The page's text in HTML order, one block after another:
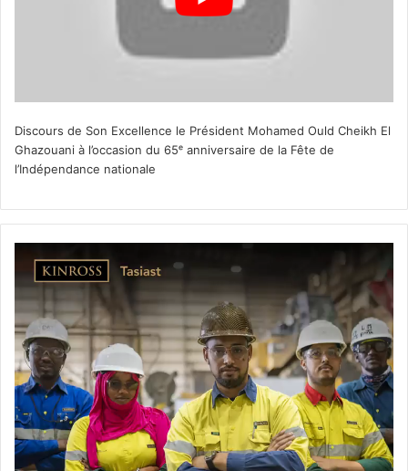
Discours de Son Excellence le Président Mohamed Ould Cheikh El
Ghazouani à l’occasion du 65ᵉ anniversaire de la Fête de
l’Indépendance nationale